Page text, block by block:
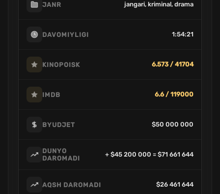
JANR jangari, kriminal, drama
DAVOMIYLIGI 1:54:21
KINOPOISK 6.573 / 41704
IMDB 6.6 / 119000
BYUDJET $50 000 000
DUNYO
DAROMADI
+ $45 200 000 = $71 661 644
AQSH DAROMADI $26 461 644